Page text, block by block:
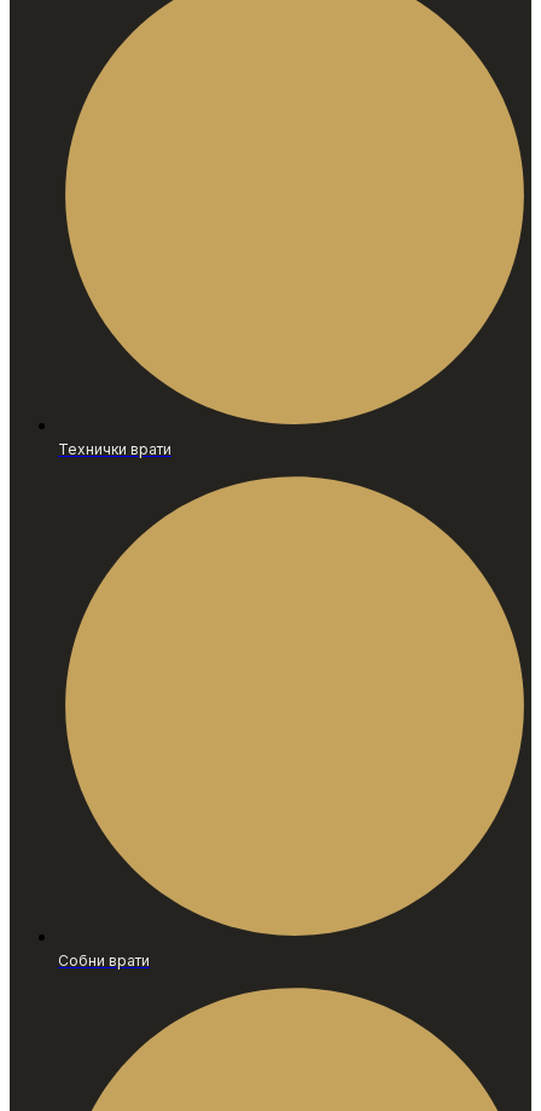
Технички врати
Собни врати